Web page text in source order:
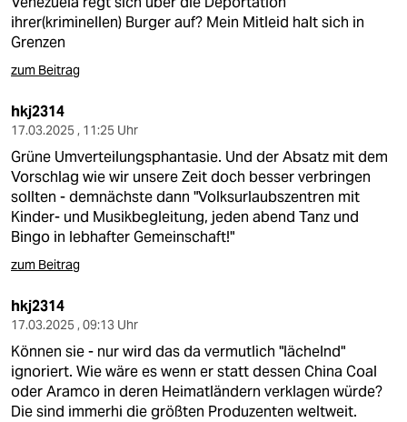
abo
genossenschaft
ihrer(kriminellen) Burger auf? Mein Mitleid halt sich in
Grenzen
zum Beitrag
hkj2314
17.03.2025 , 11:25 Uhr
Grüne Umverteilungsphantasie. Und der Absatz mit dem
Vorschlag wie wir unsere Zeit doch besser verbringen
sollten - demnächste dann "Volksurlaubszentren mit
Kinder- und Musikbegleitung, jeden abend Tanz und
Bingo in lebhafter Gemeinschaft!"
zum Beitrag
hkj2314
17.03.2025 , 09:13 Uhr
Können sie - nur wird das da vermutlich "lächelnd"
ignoriert. Wie wäre es wenn er statt dessen China Coal
oder Aramco in deren Heimatländern verklagen würde?
Die sind immerhi die größten Produzenten weltweit.